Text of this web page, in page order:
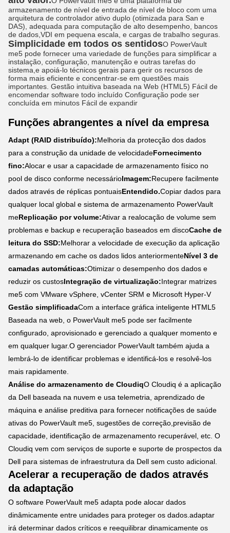
armazenamento de nível de entrada de nível de bloco com uma
arquitetura de controlador ativo duplo (otimizada para San e
DAS), adequada para computação de alto desempenho, bancos
de dados,VDI em pequena escala, e cargas de trabalho seguras.
Simplicidade em todos os sentidosO PowerVault
me5 pode fornecer uma variedade de funções para simplificar a
instalação, configuração, manutenção e outras tarefas do
sistema,e apoiá-lo técnicos gerais para gerir os recursos de
forma mais eficiente e concentrar-se em questões mais
importantes. Gestão intuitiva baseada na Web (HTML5) Fácil de
encomendar software todo incluído Configuração pode ser
concluída em minutos Fácil de expandir
Funções abrangentes a nível da empresa
Adapt (RAID distribuído):Melhoria da protecção dos dados
para a construção da unidade de velocidadeFornecimento
fino:Alocar e usar a capacidade de armazenamento físico no
pool de disco conforme necessárioImagem:Recupere facilmente
dados através de réplicas pontuaisEntendido.Copiar dados para
qualquer local global e sistema de armazenamento PowerVault
meReplicação por volume:Ativar a realocação de volume sem
problemas e backup e recuperação baseados em discoCache de
leitura do SSD:Melhorar a velocidade de execução da aplicação
armazenando em cache os dados lidos anteriormenteNível 3 de
camadas automáticas:Otimizar o desempenho dos dados e
reduzir os custosIntegração de virtualização:Integrar matrizes
me5 com VMware vSphere, vCenter SRM e Microsoft Hyper-V
Gestão simplificadaCom a interface gráfica inteligente HTML5
Baseada na web, o PowerVault me5 pode ser facilmente
configurado, aprovisionado e gerenciado a qualquer momento e
em qualquer lugar.O gerenciador PowerVault também ajuda a
lembrá-lo de identificar problemas e identificá-los e resolvê-los
mais rapidamente.
Análise do armazenamento de CloudiqO Cloudiq é a aplicação
da Dell baseada na nuvem e usa telemetria, aprendizado de
máquina e análise preditiva para fornecer notificações de saúde
ativas do PowerVault me5, sugestões de correção,previsão de
capacidade, identificação de armazenamento recuperável, etc. O
Cloudiq vem com serviços de suporte e suporte de prospectos da
Dell para sistemas de infraestrutura da Dell sem custo adicional.
Acelerar a recuperação de dados através
da adaptação
O software PowerVault me5 adapta pode alocar dados
dinâmicamente entre unidades para proteger os dados.adaptar
irá determinar dados críticos e reequilibrar dinamicamente os